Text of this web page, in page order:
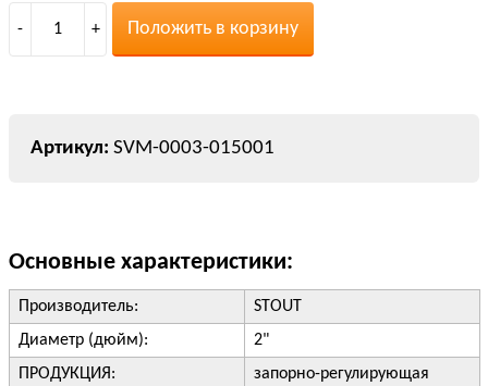
- 1 + Положить в корзину
SVM-0003-015001
Основные характеристики:
Производитель:
STOUT
Диаметр (дюйм):
2"
ПРОДУКЦИЯ:
запорно-регулирующая